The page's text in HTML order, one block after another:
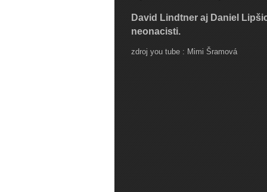
David Lindtner aj Daniel
neonacisti.
zdroj you tube : Mimi Šramová